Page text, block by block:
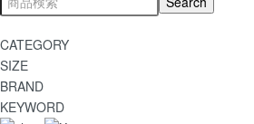
CATEGORY
SIZE
BRAND
KEYWORD